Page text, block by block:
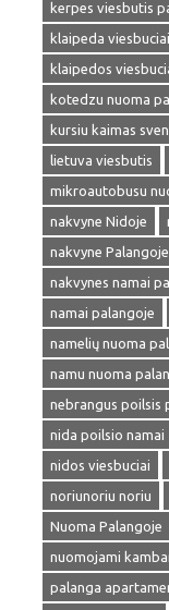
kerpes viesbutis
klaipeda viesbuciai
klaipedos
kotedzu nuoma
kursiu kaimas
lietuva viesbutis
mikroautobusu
nakvyne Nidoje
nakvyne Palangoje
nakvynes namai
namai palangoje
namelių nuoma
namu nuoma
nebrangus poilsis
nida poilsio namai
nidos viesbuciai
noriunoriu noriu
Nuoma Palangoje
nuomojami
palanga